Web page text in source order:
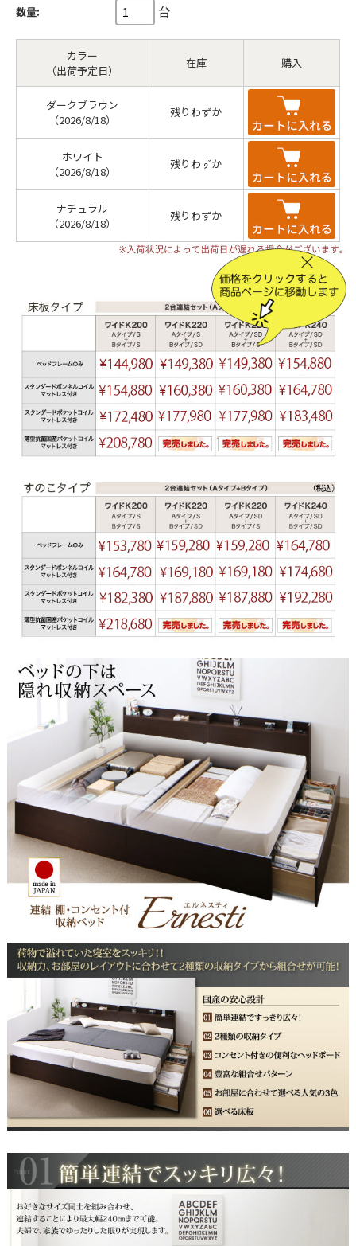
数量: 台
カラー
（出荷予定日）
在庫 購入
ダークブラウン
（2026/8/18）
残りわずか
ホワイト
（2026/8/18）
残りわずか
ナチュラル
（2026/8/18）
残りわずか